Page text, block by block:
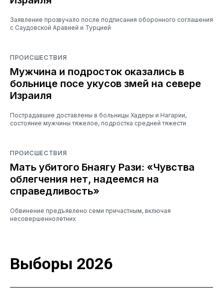
Заявление прозвучало после подписания оборонного соглашения
с Саудовской Аравией и Турцией
ПРОИСШЕСТВИЯ
Мужчина и подросток оказались в
больнице посе укусов змей на севере
Израиля
Пострадавшие доставлены в больницы Хадеры и Нагарии,
состояние мужчины тяжелое, подростка средней тяжести
ПРОИСШЕСТВИЯ
Мать убитого Бнаягу Рази: «Чувства
облегчения нет, надеемся на
справедливость»
Обвинение предъявлено семи причастным, включая
несовершеннолетних
Выборы 2026